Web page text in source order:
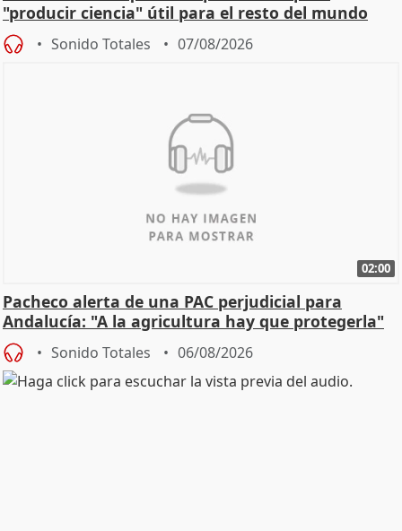
"producir ciencia" útil para el resto del mundo
Sonido Totales 07/08/2026
02:00
Pacheco alerta de una PAC perjudicial para
Andalucía: "A la agricultura hay que protegerla"
Sonido Totales 06/08/2026